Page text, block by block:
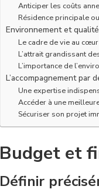
Anticiper les coûts
Résidence principale
Environnement et
Le cadre de vie au
L’attrait grandissant
L’importance de
L’accompagnement par
Une expertise
Accéder à une
Sécuriser son projet
Budget et
Définir